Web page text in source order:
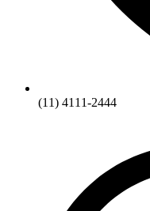
(11) 4111-2444